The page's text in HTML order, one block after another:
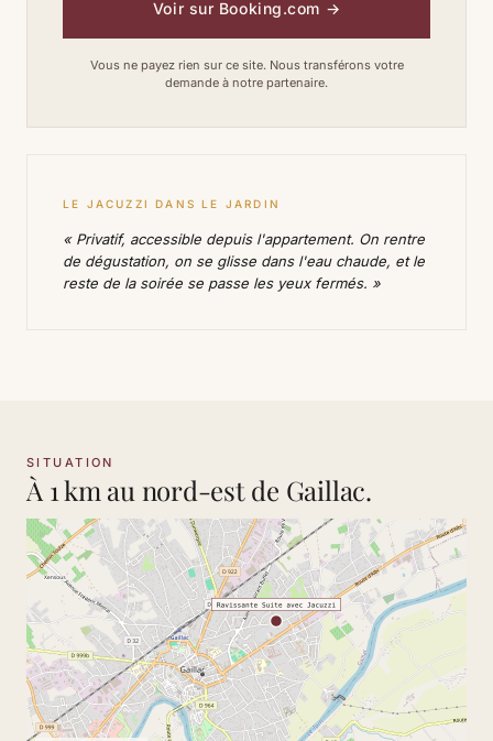
Voir sur Booking.com →
Vous ne payez rien sur ce site. Nous transférons votre
demande à notre partenaire.
LE JACUZZI DANS LE JARDIN
« Privatif, accessible depuis l'appartement. On rentre
de dégustation, on se glisse dans l'eau chaude, et le
reste de la soirée se passe les yeux fermés. »
SITUATION
À 1 km au nord-est de Gaillac.